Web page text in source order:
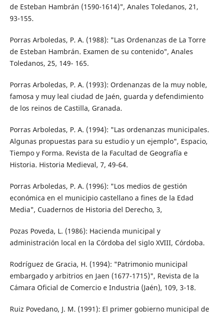
de Esteban Hambrán (1590-1614)", Anales Toledanos, 21,
93-155.
Porras Arboledas, P. A. (1988): "Las Ordenanzas de La Torre
de Esteban Hambrán. Examen de su contenido", Anales
Toledanos, 25, 149- 165.
Porras Arboledas, P. A. (1993): Ordenanzas de la muy noble,
famosa y muy leal ciudad de Jaén, guarda y defendimiento
de los reinos de Castilla, Granada.
Porras Arboledas, P. A. (1994): "Las ordenanzas municipales.
Algunas propuestas para su estudio y un ejemplo", Espacio,
Tiempo y Forma. Revista de la Facultad de Geografía e
Historia. Historia Medieval, 7, 49-64.
Porras Arboledas, P. A. (1996): "Los medios de gestión
económica en el municipio castellano a fines de la Edad
Media", Cuadernos de Historia del Derecho, 3,
Pozas Poveda, L. (1986): Hacienda municipal y
administración local en la Córdoba del siglo XVIII, Córdoba.
Rodríguez de Gracia, H. (1994): "Patrimonio municipal
embargado y arbitrios en Jaen (1677-1715)", Revista de la
Cámara Oficial de Comercio e Industria (Jaén), 109, 3-18.
Ruiz Povedano, J. M. (1991): El primer gobierno municipal de